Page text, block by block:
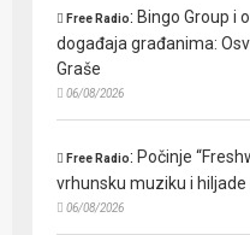
Free Radio: Bingo Group i
događaja građanima:
Graše
06/08/2026
Free Radio: Počinje
vrhunsku muziku i
06/08/2026